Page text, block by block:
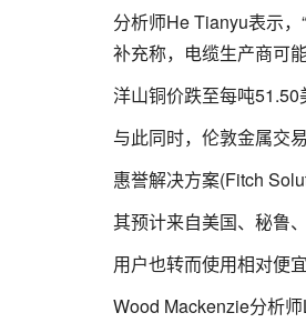
分析师He Tianyu表示
补充称，电缆生产商可
洋山铜价跌至每吨51.50
与此同时，伦敦金属交
惠誉解决方案(Fitch
其预计来自美国、秘鲁
用户也转而使用相对便
Wood Mackenzie分析